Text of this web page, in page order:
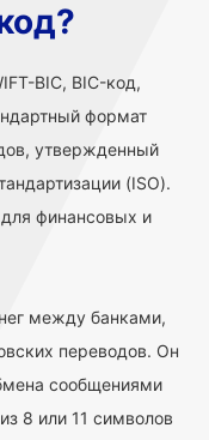
BIC, BIC-код,
формат
утвержденный
(ISO).
финансовых и
между банками,
переводов. Он
сообщениями
8 или 11 символов